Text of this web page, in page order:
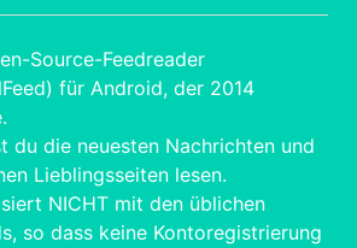
Source-Feedreader
für Android, der 2014
du die neuesten Nachrichten und
Lieblingsseiten lesen.
NICHT mit den üblichen
so dass keine Kontoregistrierung